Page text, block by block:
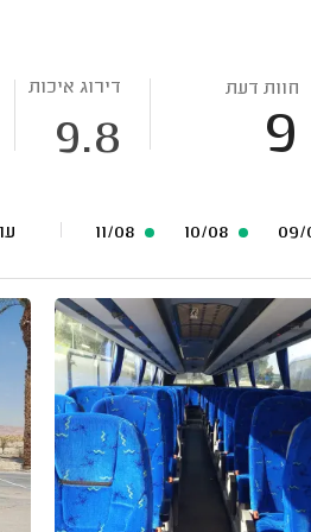
חוות דעת
9
דירוג איכות
9.8
עוד 18